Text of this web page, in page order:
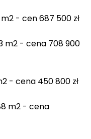
- cen 687 500 zł
m2 - cena 708 900
- cena 450 800 zł
m2 - cena